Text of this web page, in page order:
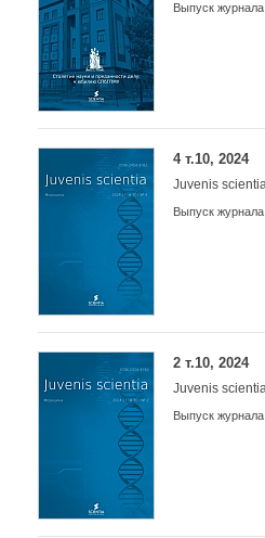
Выпуск журнала
4 т.10, 2024
Juvenis
Выпуск журнала
2 т.10, 2024
Juvenis
Выпуск журнала